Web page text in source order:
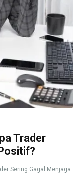
Trader
Sering Gagal Menjaga